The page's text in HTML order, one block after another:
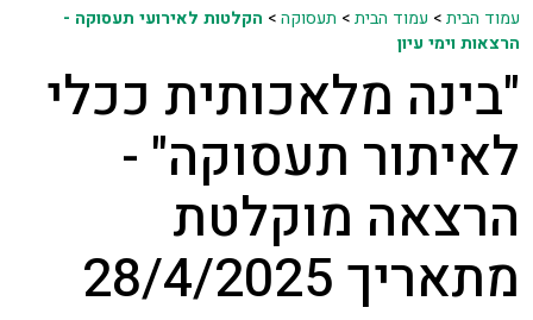
עמוד הבית> עמוד הבית> תעסוקה> הקלטות לאירועי תעסוקה -
הרצאות וימי עיון
"בינה מלאכותית ככלי
לאיתור תעסוקה" -
הרצאה מוקלטת
מתאריך 28/4/2025